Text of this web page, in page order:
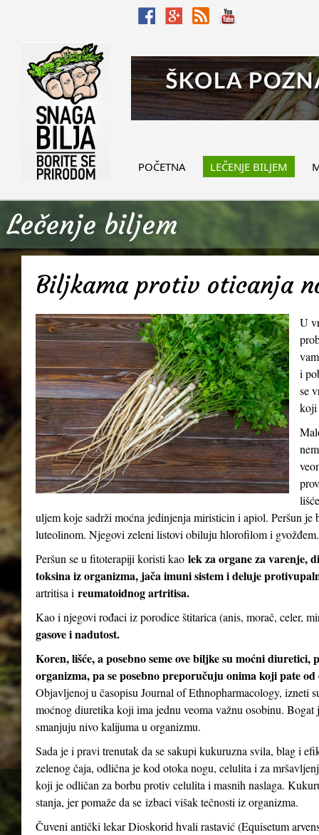
POČETNA LEČENJE BILJEM
Lečenje biljem
Biljkama protiv oticanja
U
i
se
koji
uljem koje sadrži moćna jedinjenja miristicin i apiol. Peršun
luteolinom. Njegovi zeleni listovi obiluju hlorofilom i gvožđem.
Peršun se u fitoterapiji koristi kao lek za organe za varenje,
toksina iz organizma, jača imuni sistem i deluje
artritisa i reumatoidnog artritisa.
Kao i njegovi rođaci iz porodice štitarica (anis, morač, celer,
gasove i nadutost.
Koren, lišće, a posebno seme ove biljke su moćni diuretici,
organizma, pa se posebno preporučuju onima koji pate
Objavljenoj u časopisu Journal of Ethnopharmacology, izneti
moćnog diuretika koji ima jednu veoma važnu osobinu.
smanjuju nivo kalijuma u ​​organizmu.
Sada je i pravi trenutak da se sakupi kukuruzna svila, blag i
zelenog čaja, odlična je kod otoka nogu, celulita i za
koji je odličan za borbu protiv celulita i masnih naslaga.
stanja, jer pomaže da se izbaci višak tečnosti iz organizma.
Čuveni antički lekar Dioskorid hvali rastavić (Equisetum